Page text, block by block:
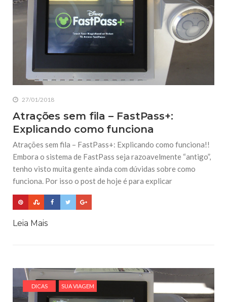
27/01/2018
Atrações sem fila – FastPass+:
Explicando como funciona
Atrações sem fila – FastPass+: Explicando como funciona!!
Embora o sistema de FastPass seja razoavelmente “antigo”,
tenho visto muita gente ainda com dúvidas sobre como
funciona. Por isso o post de hoje é para explicar
Leia Mais
DICAS SUA VIAGEM